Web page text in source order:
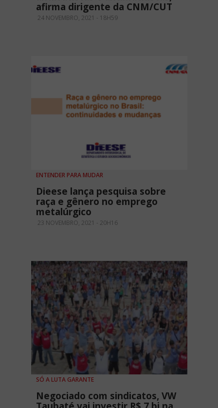
afirma dirigente da CNM/CUT
24 NOVEMBRO, 2021 - 18H59
ENTENDER PARA MUDAR
Dieese lança pesquisa sobre
raça e gênero no emprego
metalúrgico
23 NOVEMBRO, 2021 - 20H16
SÓ A LUTA GARANTE
Negociado com sindicatos, VW